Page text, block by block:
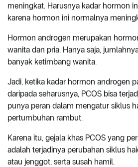
meningkat. Harusnya kadar hormon
karena hormon ini normalnya
Hormon androgen merupakan
wanita dan pria. Hanya saja,
banyak ketimbang wanita.
Jadi, ketika kadar hormon androgen
daripada seharusnya, PCOS bisa
punya peran dalam mengatur siklus
pertumbuhan rambut.
Karena itu, gejala khas PCOS yang
adalah terjadinya perubahan siklus
atau jenggot, serta susah hamil.